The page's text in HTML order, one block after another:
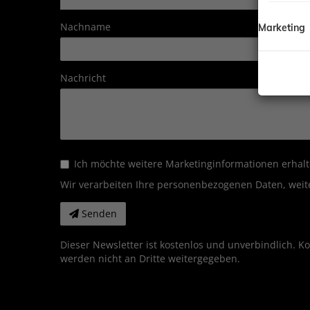
Nachname
Nachricht
Ich möchte weitere Marketinginformationen
Wir verarbeiten Ihre personenbezogenen Daten,
Senden
Dieser Newsletter ist kostenlos und unverbindlich.
werden nicht an Dritte weitergegeben.
Marketing